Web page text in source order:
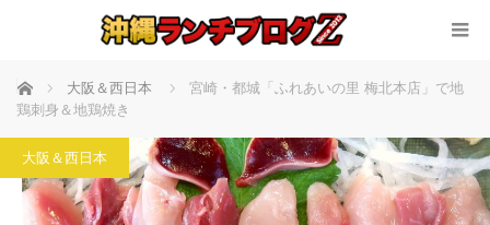
ホーム 大阪＆西日本
宮崎・都城「ふれあいの里 梅北本店」で地
鶏刺身＆地鶏焼き
大阪＆西日本